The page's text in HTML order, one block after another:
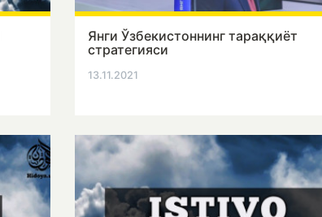
Янги Ўзбекистоннинг тараққиёт
стратегияси
13.11.2021